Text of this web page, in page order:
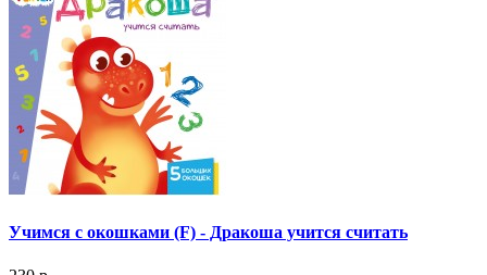
Учимся с окошками (F) - Дракоша учится считать